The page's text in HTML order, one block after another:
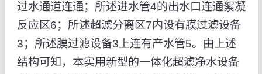
过水通道连通；所述进水管4的出水口连通絮凝
反应区6；所述超滤分离区7内设有膜过滤设备
3；所述膜过滤设备3上连有产水管5。由上述
结构可知，本实用新型的一体化超滤净水设备